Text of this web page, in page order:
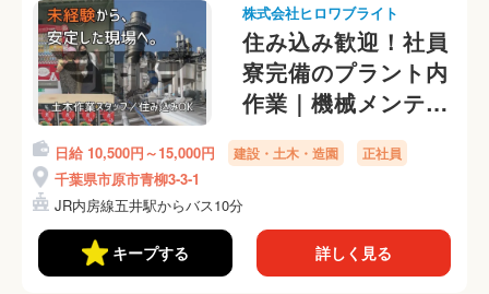
株式会社ヒロワブライト
住み込み歓迎！社員
寮完備のプラント内
作業｜機械メンテナ
ンス・配管整備スタ
ッフ
日給 10,500円～15,000円 建設・土木・造園 正社員
千葉県市原市青柳3-3-1
JR内房線五井駅からバス10分
キープする 詳しく見る